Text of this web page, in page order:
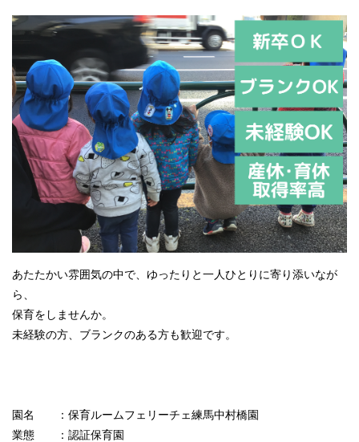
あたたかい雰囲気の中で、ゆったりと一人ひとりに寄り添いなが
ら、
保育をしませんか。
未経験の方、ブランクのある方も歓迎です。
園名 ：保育ルームフェリーチェ練馬中村橋園
業態 ：認証保育園